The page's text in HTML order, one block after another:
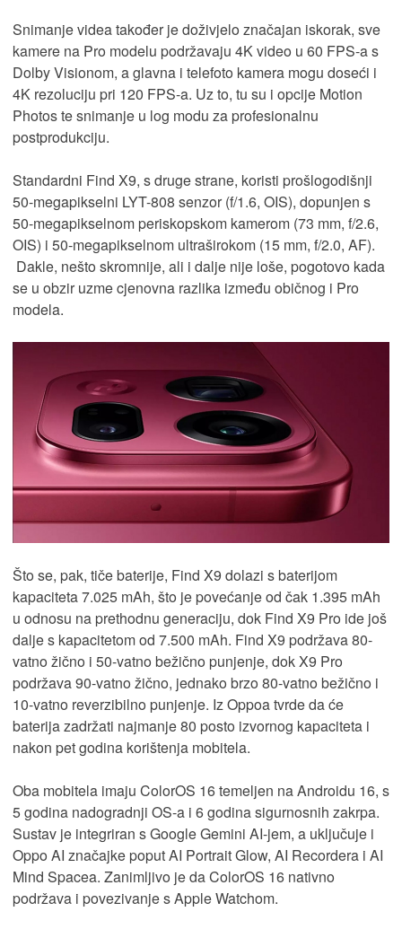
Snimanje videa također je doživjelo značajan iskorak, sve
kamere na Pro modelu podržavaju 4K video u 60 FPS-a s
Dolby Visionom, a glavna i telefoto kamera mogu doseći i
4K rezoluciju pri 120 FPS-a. Uz to, tu su i opcije Motion
Photos te snimanje u log modu za profesionalnu
postprodukciju.
Standardni Find X9, s druge strane, koristi prošlogodišnji
50-megapikselni LYT-808 senzor (f/1.6, OIS), dopunjen s
50-megapikselnom periskopskom kamerom (73 mm, f/2.6,
OIS) i 50-megapikselnom ultraširokom (15 mm, f/2.0, AF).
Dakle, nešto skromnije, ali i dalje nije loše, pogotovo kada
se u obzir uzme cjenovna razlika između običnog i Pro
modela.
Što se, pak, tiče baterije, Find X9 dolazi s baterijom
kapaciteta 7.025 mAh, što je povećanje od čak 1.395 mAh
u odnosu na prethodnu generaciju, dok Find X9 Pro ide još
dalje s kapacitetom od 7.500 mAh. Find X9 podržava 80-
vatno žično i 50-vatno bežično punjenje, dok X9 Pro
podržava 90-vatno žično, jednako brzo 80-vatno bežično i
10-vatno reverzibilno punjenje. Iz Oppoa tvrde da će
baterija zadržati najmanje 80 posto izvornog kapaciteta i
nakon pet godina korištenja mobitela.
Oba mobitela imaju ColorOS 16 temeljen na Androidu 16, s
5 godina nadogradnji OS-a i 6 godina sigurnosnih zakrpa.
Sustav je integriran s Google Gemini AI-jem, a uključuje i
Oppo AI značajke poput AI Portrait Glow, AI Recordera i AI
Mind Spacea. Zanimljivo je da ColorOS 16 nativno
podržava i povezivanje s Apple Watchom.